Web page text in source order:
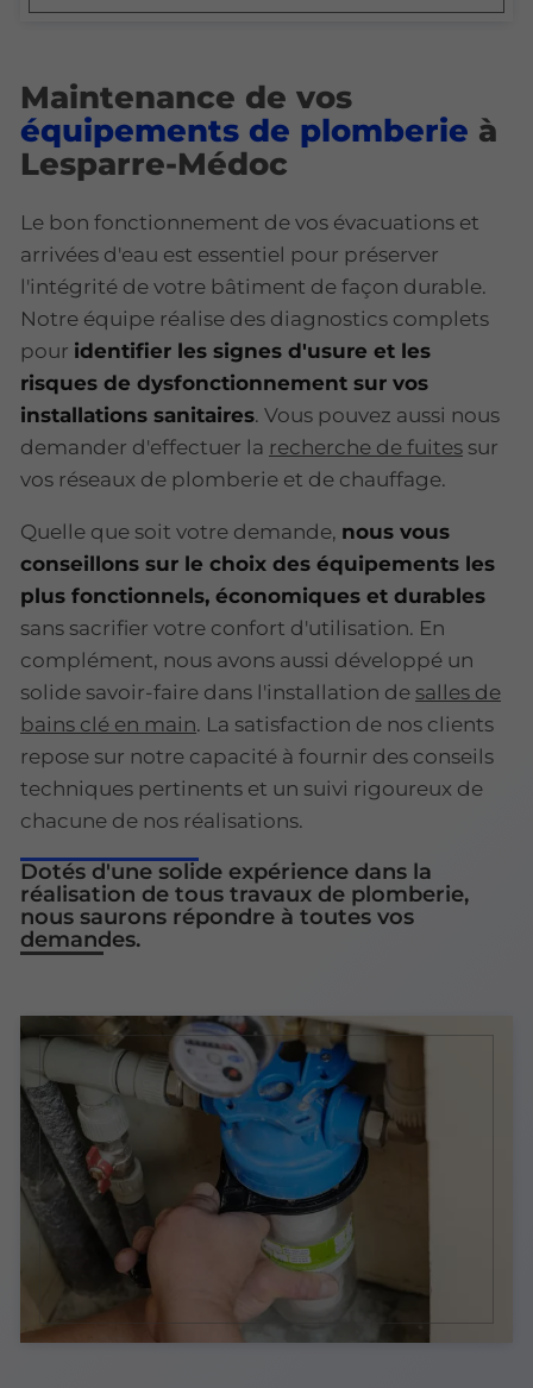
Maintenance de vos
équipements de plomberie à
Lesparre-Médoc
Le bon fonctionnement de vos évacuations et
arrivées d'eau est essentiel pour préserver
l'intégrité de votre bâtiment de façon durable.
Notre équipe réalise des diagnostics complets
pour identifier les signes d'usure et les
risques de dysfonctionnement sur vos
installations sanitaires. Vous pouvez aussi nous
demander d'effectuer la recherche de fuites sur
vos réseaux de plomberie et de chauffage.
Quelle que soit votre demande, nous vous
conseillons sur le choix des équipements les
plus fonctionnels, économiques et durables
sans sacrifier votre confort d'utilisation. En
complément, nous avons aussi développé un
solide savoir-faire dans l'installation de salles de
bains clé en main. La satisfaction de nos clients
repose sur notre capacité à fournir des conseils
techniques pertinents et un suivi rigoureux de
chacune de nos réalisations.
Dotés d'une solide expérience dans la
réalisation de tous travaux de plomberie,
nous saurons répondre à toutes vos
demandes.